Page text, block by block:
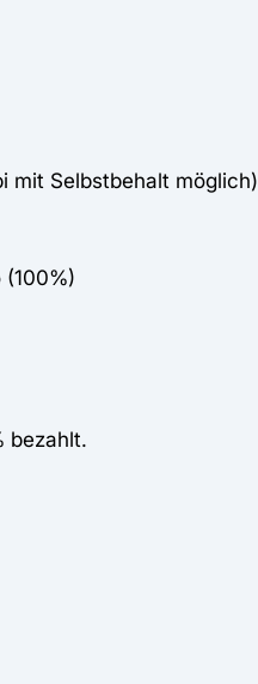
mit Selbstbehalt möglich)
bezahlt.